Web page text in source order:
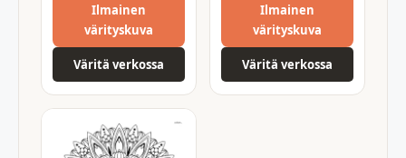
Ilmainen
värityskuva
Väritä verkossa
Ilmainen
värityskuva
Väritä verkossa